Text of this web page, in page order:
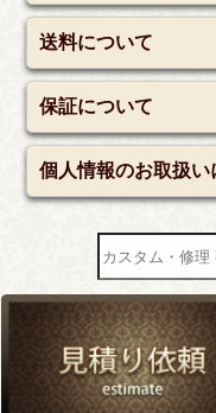
送料について
保証について
個人情報のお取扱い